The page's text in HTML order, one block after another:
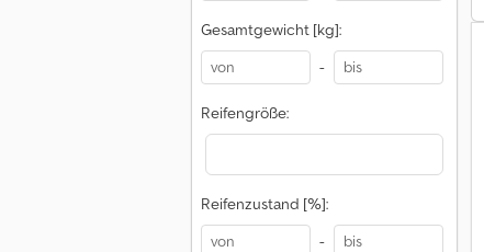
Gesamtgewicht [kg]:
-
Reifengröße:
Reifenzustand [%]:
-